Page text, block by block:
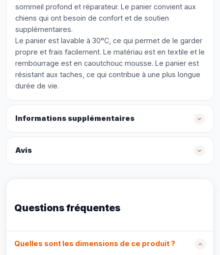
sommeil profond et réparateur. Le panier convient aux
chiens qui ont besoin de confort et de soutien
supplémentaires.
Le panier est lavable à 30°C, ce qui permet de le garder
propre et frais facilement. Le matériau est en textile et le
rembourrage est en caoutchouc mousse. Le panier est
résistant aux taches, ce qui contribue à une plus longue
durée de vie.
Informations supplémentaires
Avis
Questions fréquentes
Quelles sont les dimensions de ce produit ?